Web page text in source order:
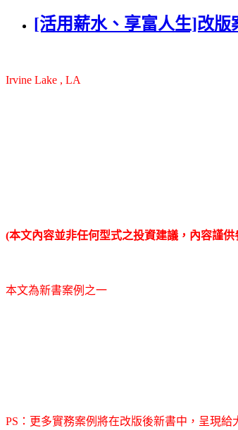
[活用薪水、享富人生]改版
Irvine Lake , LA
(本文內容並非任何型式之投資建議，內容謹
本文為新書案例之一
PS：更多實務案例將在改版後新書中，呈現